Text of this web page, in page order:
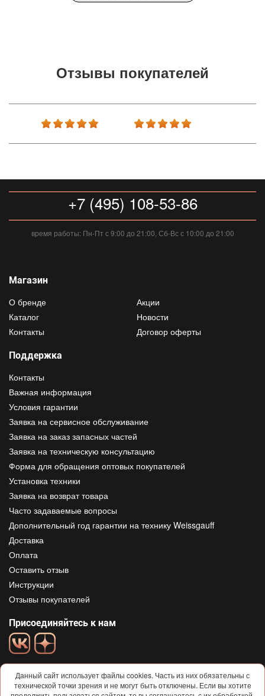
Отзывы покупателей
+7 (495) 108-53-86
время работы: Пн-Пт с 9:00 до 21:00, Сб-Вс с 10:00 до 21:00
Магазин
О бренде
Каталог
Контакты
Акции
Новости
Договор оферты
Поддержка
Контакты
Важная информация
Условия гарантии
Заявка на сервисное обслуживание
Заявка на заказ запасных частей
Заявка на техническую консультацию
Форма для обращения оптовых покупателей
Установка техники
Заявка на возврат товара
Часто задаваемые вопросы
Дополнительный год гарантии на технику Weissgauff
Доставка
Оплата
Оставить отзыв
Инструкции
Отзывы покупателей
Присоединяйтесь к нам
Данный сайт использует файлы cookies. Часть из них обязательны с
технической точки зрения и не могут быть отключены. Если вы хотите